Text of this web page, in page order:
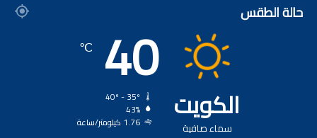
حالة الطقس
الكويت
سماء صافية
40
℃
43%
1.76 كيلومتر/ساعة